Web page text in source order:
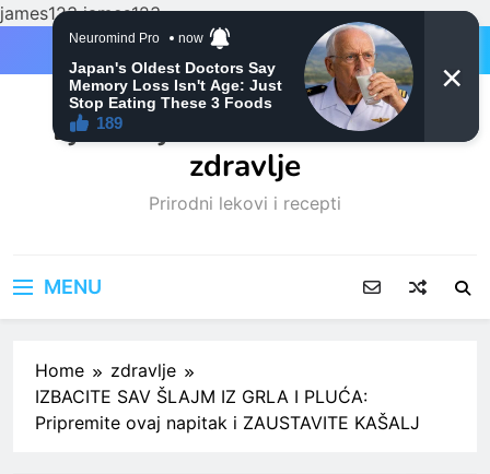
james123james123
Ljubitelji mačaka i Prirodno
zdravlje
Prirodni lekovi i recepti
MENU
Home
zdravlje
IZBACITE SAV ŠLAJM IZ GRLA I PLUĆA:
Pripremite ovaj napitak i ZAUSTAVITE KAŠALJ